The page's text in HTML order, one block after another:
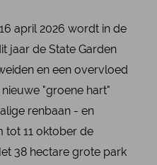
april 2026 wordt in de
jaar de State Garden
en een overvloed
"groene hart"
renbaan - en
tot 11 oktober de
38 hectare grote park